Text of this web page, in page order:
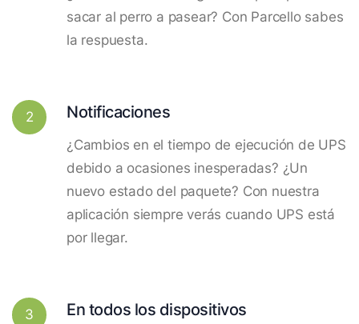
sacar al perro a pasear? Con Parcello sabes
la respuesta.
2 Notificaciones
¿Cambios en el tiempo de ejecución de UPS
debido a ocasiones inesperadas? ¿Un
nuevo estado del paquete? Con nuestra
aplicación siempre verás cuando UPS está
por llegar.
3 En todos los dispositivos